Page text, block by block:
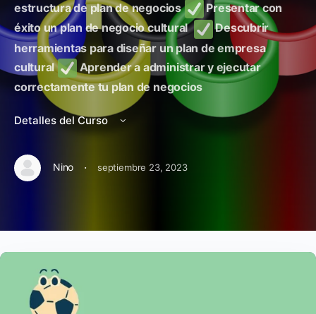
estructura de plan de negocios
Presentar con
éxito un plan de negocio cultural
Descubrir
herramientas para diseñar un plan de empresa
cultural
Aprender a administrar y ejecutar
correctamente tu plan de negocios
Detalles del Curso
Nino · septiembre 23, 2023